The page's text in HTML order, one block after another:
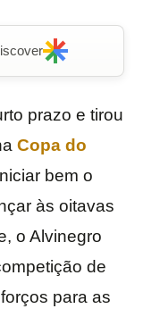
prazo e tirou
Copa do
bem o
às oitavas
o Alvinegro
de
para as